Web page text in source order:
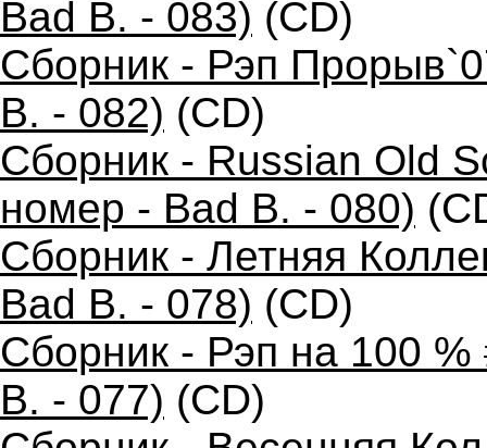
Bad B. - 083) (CD)
Сборник - Рэп
B. - 082) (CD)
Сборник - Russian Old
номер - Bad B. - 080)
Сборник - Летняя
Bad B. - 078) (CD)
Сборник - Рэп на 100
B. - 077) (CD)